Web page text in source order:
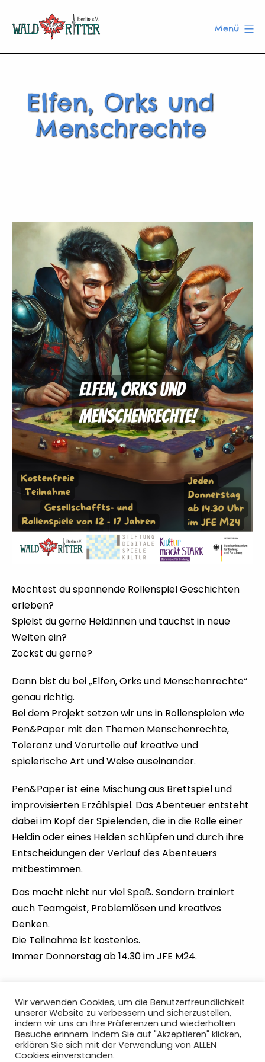
Inhalt
Menü
Elfen, Orks und
Menschrechte
Möchtest du spannende Rollenspiel Geschichten
erleben?
Spielst du gerne Held:innen und tauchst in neue
Welten ein?
Zockst du gerne?
Dann bist du bei „Elfen, Orks und Menschenrechte“
genau richtig.
Bei dem Projekt setzen wir uns in Rollenspielen wie
Pen&Paper mit den Themen Menschenrechte,
Toleranz und Vorurteile auf kreative und
spielerische Art und Weise auseinander.
Pen&Paper ist eine Mischung aus Brettspiel und
improvisierten Erzählspiel. Das Abenteuer entsteht
dabei im Kopf der Spielenden, die in die Rolle einer
Heldin oder eines Helden schlüpfen und durch ihre
Entscheidungen der Verlauf des Abenteuers
mitbestimmen.
Das macht nicht nur viel Spaß. Sondern trainiert
auch Teamgeist, Problemlösen und kreatives
Denken.
Die Teilnahme ist kostenlos.
Immer Donnerstag ab 14.30 im JFE M24.
Datenschutzerklärung Impressum instagram
Wir verwenden Cookies, um die Benutzerfreundlichkeit
unserer Website zu verbessern und sicherzustellen,
indem wir uns an Ihre Präferenzen und wiederholten
Besuche erinnern. Indem Sie auf "Akzeptieren" klicken,
erklären Sie sich mit der Verwendung von ALLEN
Cookies einverstanden.